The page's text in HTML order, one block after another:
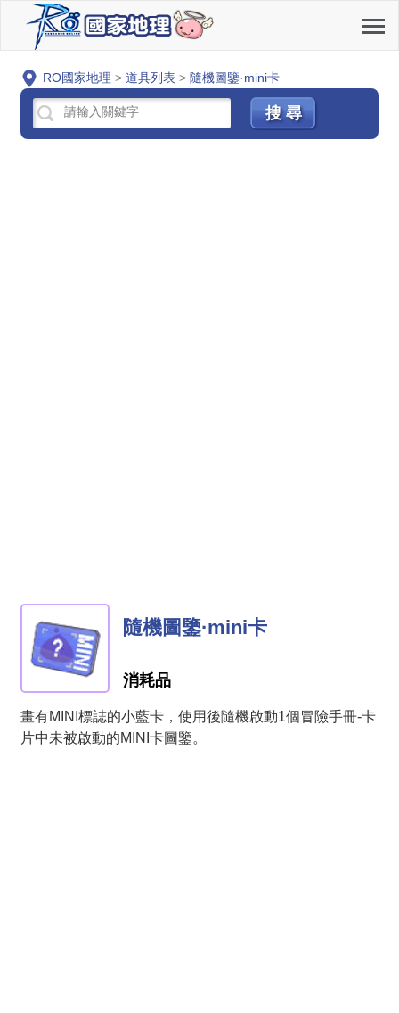
RO國家地理 > 道具列表 > 隨機圖鑒·mini卡
隨機圖鑒·mini卡
消耗品
畫有MINI標誌的小藍卡，使用後隨機啟動1個冒險手冊-卡
片中未被啟動的MINI卡圖鑒。